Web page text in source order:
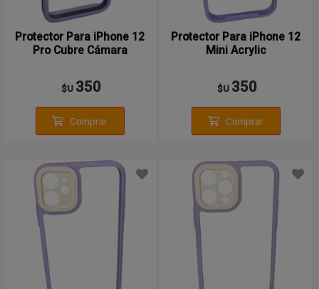
Protector Para iPhone 12
Pro Cubre Cámara
$U 350
Comprar
Protector Para iPhone 12
Mini Acrylic
$U 350
Comprar